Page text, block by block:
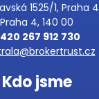
1525/1, Praha 4
Praha 4, 140 00
267 912 730
Kdo jsme